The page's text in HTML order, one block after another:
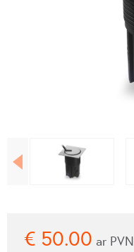
€ 50.00 ar PVN